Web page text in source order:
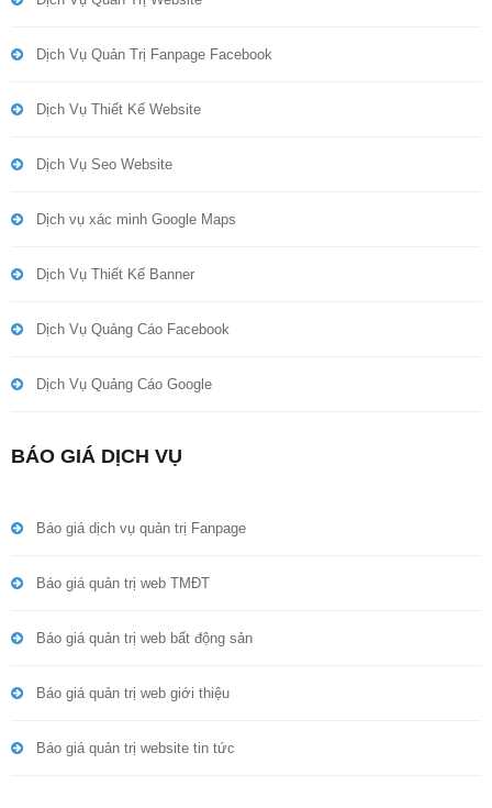
Dịch Vụ Quản Trị Fanpage Facebook
Dịch Vụ Thiết Kế Website
Dịch Vụ Seo Website
Dịch vụ xác minh Google Maps
Dịch Vụ Thiết Kế Banner
Dịch Vụ Quảng Cáo Facebook
Dịch Vụ Quảng Cáo Google
BÁO GIÁ DỊCH VỤ
Báo giá dịch vụ quản trị Fanpage
Báo giá quản trị web TMĐT
Báo giá quản trị web bất động sản
Báo giá quản trị web giới thiệu
Báo giá quản trị website tin tức